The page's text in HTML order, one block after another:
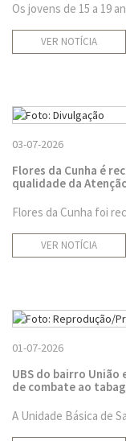
Os jovens de 15 a 19
VER NOTÍCIA
03-07-2026
Flores da Cunha é
qualidade da
Flores da Cunha foi
VER NOTÍCIA
01-07-2026
UBS do bairro
de combate ao
A Unidade Básica de